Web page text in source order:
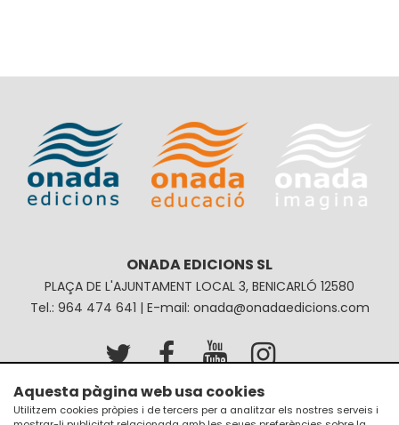
ONADA EDICIONS SL
PLAÇA DE L'AJUNTAMENT LOCAL 3, BENICARLÓ 12580
Tel.: 964 474 641 | E-mail: onada@onadaedicions.com
Avís legal Política de privacitat
Aquesta pàgina web usa cookies
Utilitzem cookies pròpies i de tercers per a analitzar els nostres serveis i